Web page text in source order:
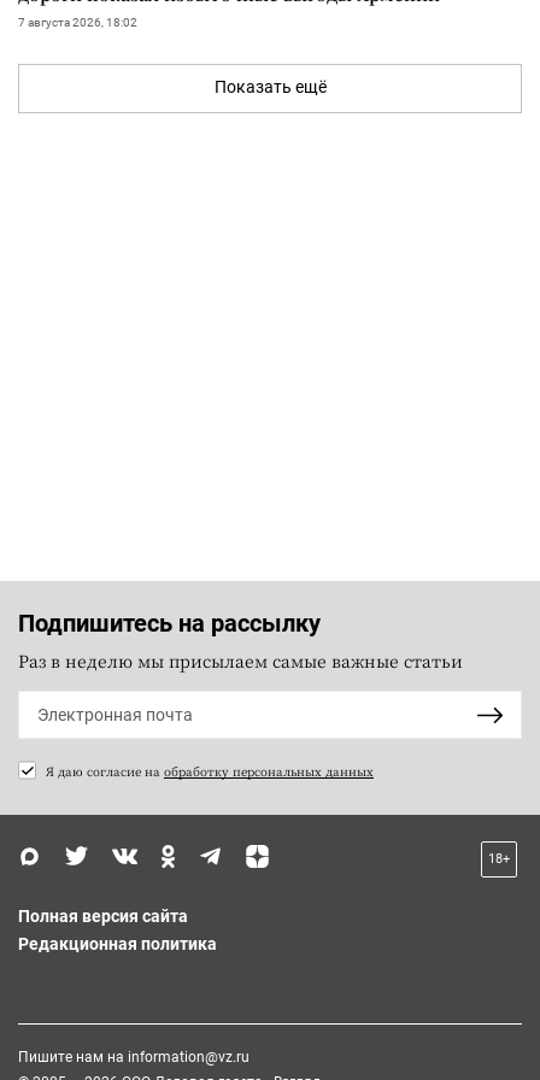
7 августа 2026, 18:02
Показать ещё
Подпишитесь на рассылку
Раз в неделю мы присылаем самые важные статьи
Я даю согласие на обработку персональных данных
18+
Полная версия сайта
Редакционная политика
Пишите нам на information@vz.ru